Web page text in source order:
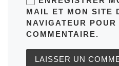
MAIL ET MON SITE
NAVIGATEUR
COMMENTAIRE.